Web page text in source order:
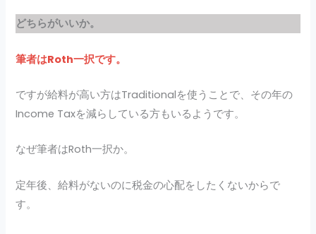
どちらがいいか。
筆者はRoth一択です。
ですが給料が高い方はTraditionalを使うことで、その年の
Income Taxを減らしている方もいるようです。
なぜ筆者はRoth一択か。
定年後、給料がないのに税金の心配をしたくないからで
す。